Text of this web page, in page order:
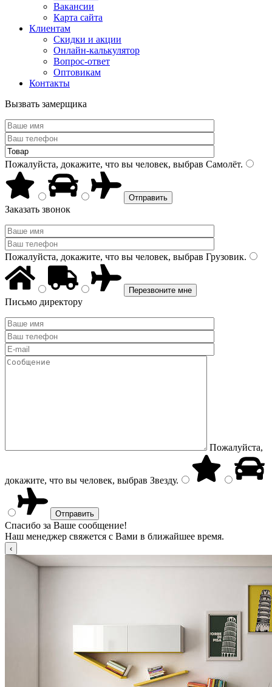
Вакансии
Карта сайта
Клиентам
Скидки и акции
Онлайн-калькулятор
Вопрос-ответ
Оптовикам
Контакты
Вызвать замерщика
Пожалуйста, докажите, что вы человек, выбрав Самолёт.
Заказать звонок
Пожалуйста, докажите, что вы человек, выбрав Грузовик.
Письмо директору
Пожалуйста,
докажите, что вы человек, выбрав Звезду.
Спасибо за Ваше сообщение!
Наш менеджер свяжется с Вами в ближайшее время.